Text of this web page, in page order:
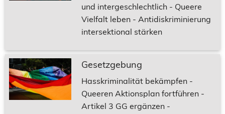
und intergeschlechtlich - Queere
Vielfalt leben - Antidiskriminierung
intersektional stärken
Gesetzgebung
Hasskriminalität bekämpfen -
Queeren Aktionsplan fortführen -
Artikel 3 GG ergänzen -